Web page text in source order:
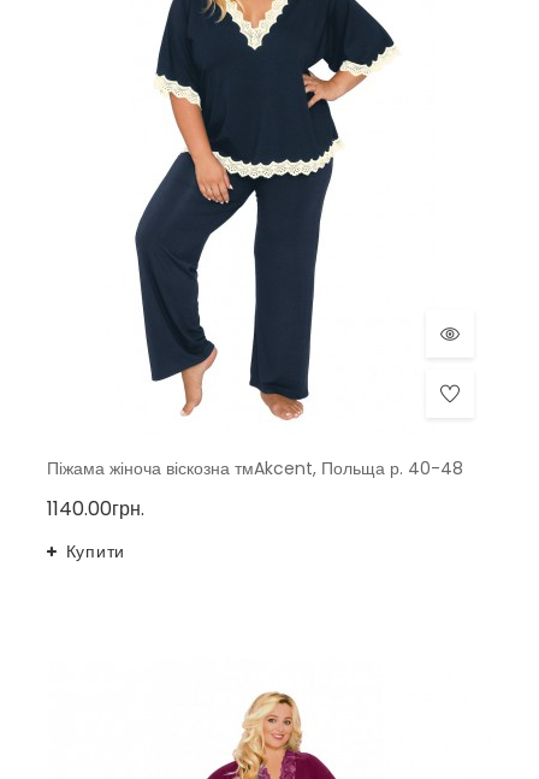
Піжама жіноча віскозна тмAkcent, Польща р. 40-48
1140.00грн.
Купити